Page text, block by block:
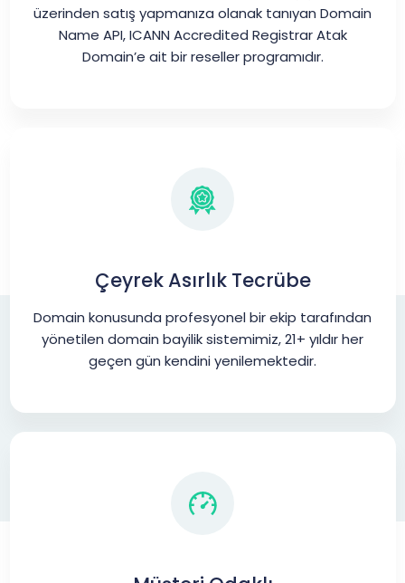
üzerinden satış yapmanıza olanak tanıyan Domain
Name API, ICANN Accredited Registrar Atak
Domain’e ait bir reseller programıdır.
Çeyrek Asırlık Tecrübe
Domain konusunda profesyonel bir ekip tarafından
yönetilen domain bayilik sistemimiz, 21+ yıldır her
geçen gün kendini yenilemektedir.